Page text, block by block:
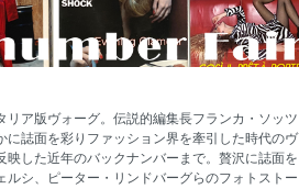
ア版ヴォーグ。伝説的編集長フランカ・ソッツ
誌面を彩りファッション界を牽引した時代のヴ
した近年のバックナンバーまで。贅沢に誌面を
シ、ピーター・リンドバーグらのフォトストー